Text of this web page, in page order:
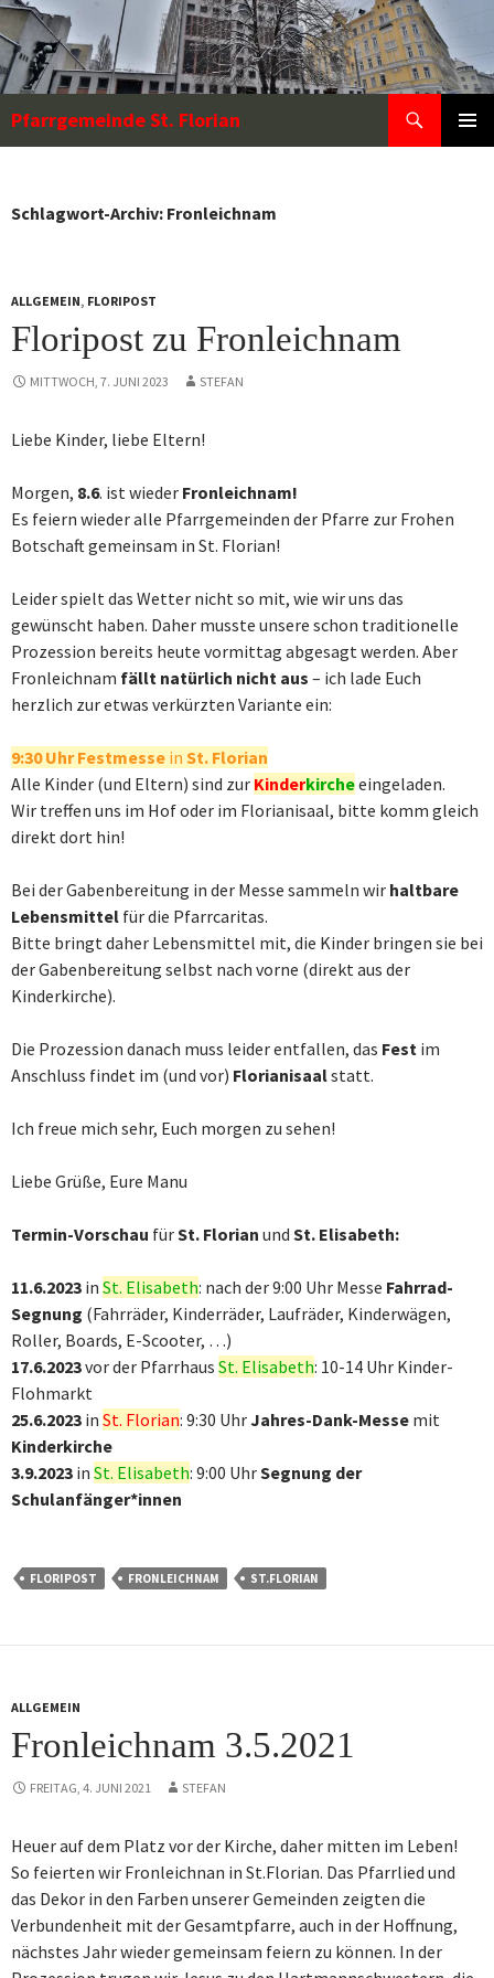
Zum
Inhalt
springen
Pfarrgemeinde St. Florian
Schlagwort-Archiv: Fronleichnam
ALLGEMEIN, FLORIPOST
Floripost zu Fronleichnam
MITTWOCH, 7. JUNI 2023 STEFAN
Liebe Kinder, liebe Eltern!
Morgen, 8.6. ist wieder Fronleichnam!
Es feiern wieder alle Pfarrgemeinden der Pfarre zur Frohen
Botschaft gemeinsam in St. Florian!
Leider spielt das Wetter nicht so mit, wie wir uns das
gewünscht haben. Daher musste unsere schon traditionelle
Prozession bereits heute vormittag abgesagt werden. Aber
Fronleichnam fällt natürlich nicht aus – ich lade Euch
herzlich zur etwas verkürzten Variante ein:
9:30 Uhr Festmesse in St. Florian
Alle Kinder (und Eltern) sind zur Kinderkircheeingeladen.
Wir treffen uns im Hof oder im Florianisaal, bitte komm gleich
direkt dort hin!
Bei der Gabenbereitung in der Messe sammeln wir haltbare
Lebensmittel für die Pfarrcaritas.
Bitte bringt daher Lebensmittel mit, die Kinder bringen sie bei
der Gabenbereitung selbst nach vorne (direkt aus der
Kinderkirche).
Die Prozession danach muss leider entfallen, das Fest im
Anschluss findet im (und vor) Florianisaalstatt.
Ich freue mich sehr, Euch morgen zu sehen!
Liebe Grüße, Eure Manu
Termin-Vorschau fürSt. Florian und St. Elisabeth:
11.6.2023 in St. Elisabeth: nach der 9:00 Uhr Messe Fahrrad-
Segnung (Fahrräder, Kinderräder, Laufräder, Kinderwägen,
Roller, Boards, E-Scooter, …)
17.6.2023vor der Pfarrhaus St. Elisabeth: 10-14 Uhr Kinder-
Flohmarkt
25.6.2023 in St. Florian: 9:30 UhrJahres-Dank-Messe mit
Kinderkirche
3.9.2023 in St. Elisabeth: 9:00 UhrSegnung der
Schulanfänger*innen
FLORIPOST FRONLEICHNAM ST.FLORIAN
ALLGEMEIN
Fronleichnam 3.5.2021
FREITAG, 4. JUNI 2021 STEFAN
Heuer auf dem Platz vor der Kirche, daher mitten im Leben!
So feierten wir Fronleichnan in St.Florian. Das Pfarrlied und
das Dekor in den Farben unserer Gemeinden zeigten die
Verbundenheit mit der Gesamtpfarre, auch in der Hoffnung,
nächstes Jahr wieder gemeinsam feiern zu können. In der